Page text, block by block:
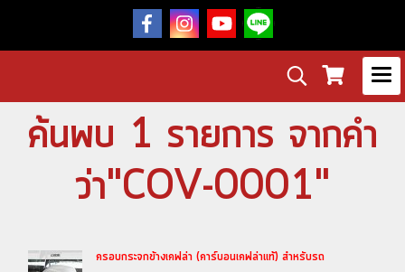
ค้นพบ 1 รายการ จากคำ
ว่า"COV-0001"
ครอบกระจกข้างเคฟล่า (คาร์บอนเคฟล่าแท้) สำหรับรถ